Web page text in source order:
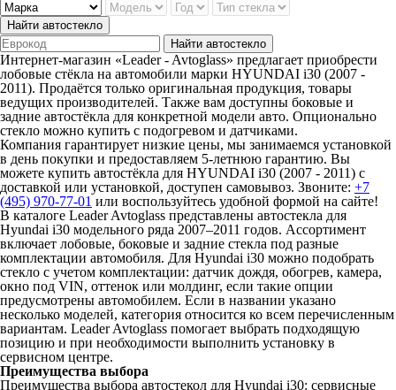
Найти автостекло
Найти автостекло
Интернет-магазин «Leader - Avtoglass» предлагает приобрести
лобовые стёкла на автомобили марки HYUNDAI i30 (2007 -
2011). Продаётся только оригинальная продукция, товары
ведущих производителей. Также вам доступны боковые и
задние автостёкла для конкретной модели авто. Опционально
стекло можно купить с подогревом и датчиками.
Компания гарантирует низкие цены, мы занимаемся установкой
в день покупки и предоставляем 5-летнюю гарантию. Вы
можете купить автостёкла для HYUNDAI i30 (2007 - 2011) с
доставкой или установкой, доступен самовывоз. Звоните: +7
(495) 970-77-01 или воспользуйтесь удобной формой на сайте!
В каталоге Leader Avtoglass представлены автостекла для
Hyundai i30 модельного ряда 2007–2011 годов. Ассортимент
включает лобовые, боковые и задние стекла под разные
комплектации автомобиля. Для Hyundai i30 можно подобрать
стекло с учетом комплектации: датчик дождя, обогрев, камера,
окно под VIN, оттенок или молдинг, если такие опции
предусмотрены автомобилем. Если в названии указано
несколько моделей, категория относится ко всем перечисленным
вариантам. Leader Avtoglass помогает выбрать подходящую
позицию и при необходимости выполнить установку в
сервисном центре.
Преимущества выбора
Преимущества выбора автостекол для Hyundai i30: сервисные